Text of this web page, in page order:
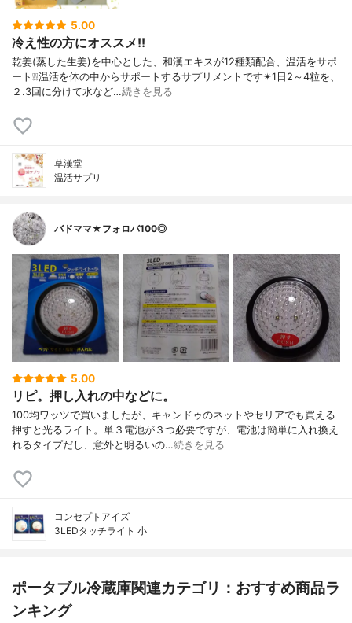
5.00
冷え性の方にオススメ!!
乾姜(蒸した生姜)を中心とした、和漢エキスが12種類配合、温活をサポ
ート❕❕温活を体の中からサポートするサプリメントです✴1日2～4粒を、
２.3回に分けて水など…続きを見る
草漢堂
温活サプリ
バドママ★フォロバ100◎
5.00
リピ。押し入れの中などに。
100均ワッツで買いましたが、キャンドゥのネットやセリアでも買える
押すと光るライト。単３電池が３つ必要ですが、電池は簡単に入れ換え
れるタイプだし、意外と明るいの…続きを見る
コンセプトアイズ
3LEDタッチライト 小
ポータブル冷蔵庫関連カテゴリ：おすすめ商品ラ
ンキング